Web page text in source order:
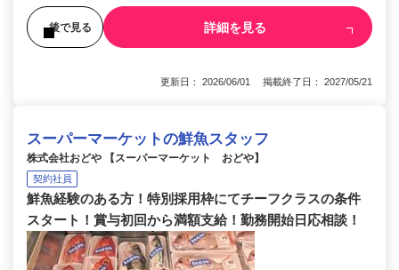
後で見る 詳細を見る
更新日： 2026/06/01 掲載終了日： 2027/05/21
スーパーマーケットの鮮魚スタッフ
株式会社おどや 【スーパーマーケット おどや】
契約社員
鮮魚経験のある方！特別採用枠にてチーフクラスの条件
スタート！賞与初回から満額支給！勤務開始日応相談！